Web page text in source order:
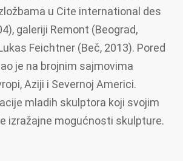
u Cite international des
galeriji Remont (Beograd,
Feichtner (Beč, 2013). Pored
je na brojnim sajmovima
Aziji i Severnoj Americi.
mladih skulptora koji svojim
izražajne mogućnosti skulpture.